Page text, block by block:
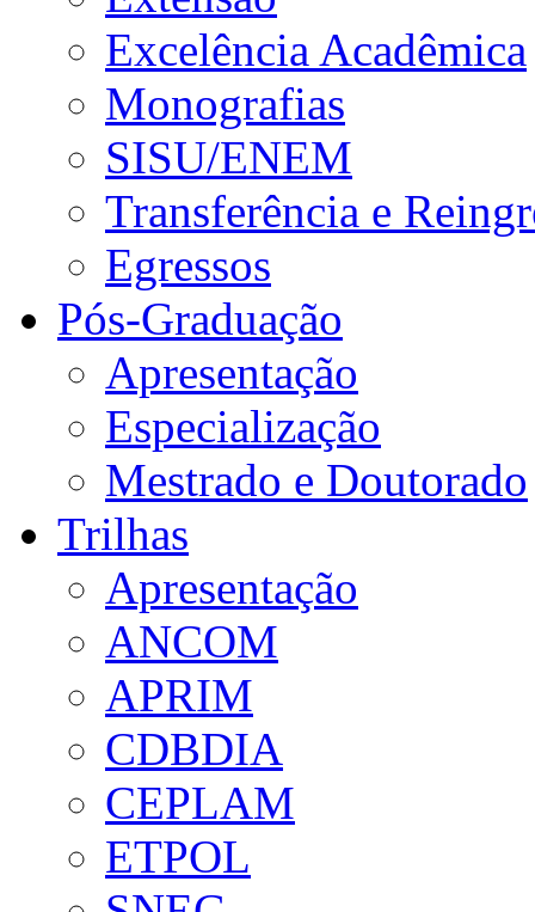
Excelência Acadêmica
Monografias
SISU/ENEM
Transferência e
Egressos
Pós-Graduação
Apresentação
Especialização
Mestrado e Doutorado
Trilhas
Apresentação
ANCOM
APRIM
CDBDIA
CEPLAM
ETPOL